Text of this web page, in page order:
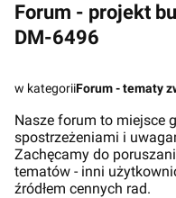
Forum - projekt
DM-6496
w kategoriiForum - tematy
Nasze forum to miejsce
spostrzeżeniami i
Zachęcamy do
tematów - inni
źródłem cennych rad.